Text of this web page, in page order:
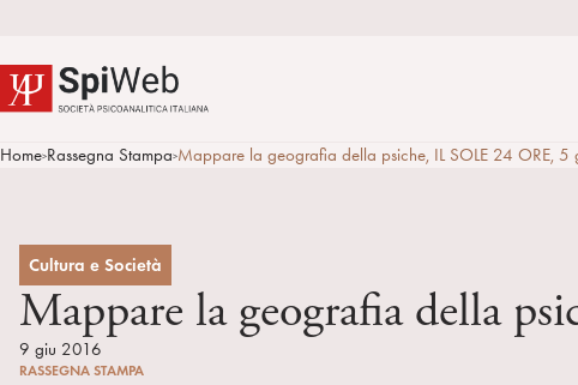
Home>Rassegna Stampa>Mappare la geografia della psiche, IL SOLE 24 ORE,
Cultura e Società
Mappare la geografia della
9 giu 2016
RASSEGNA STAMPA